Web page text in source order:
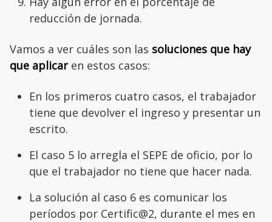
reducción de jornada.
Vamos a ver cuáles son las soluciones que hay
que aplicaren estos casos:
En los primeros cuatro casos, el trabajador
tiene que devolver el ingreso y presentar un
escrito.
El caso 5 lo arregla el SEPE de oficio, por lo
que el trabajador no tiene que hacer nada.
La solución al caso 6 es comunicar los
períodos por Certific@2, durante el mes en